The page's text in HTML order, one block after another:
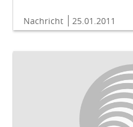
Nachricht 25.01.2011